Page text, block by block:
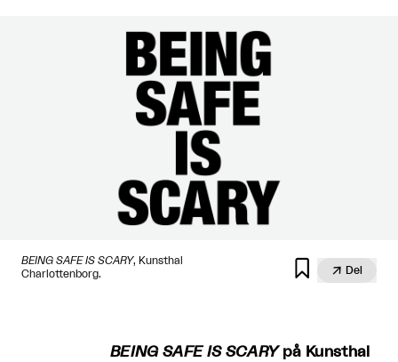
BEING SAFE IS SCARY, Kunsthal
Charlottenborg.
  Del
BEING SAFE IS SCARYpå Kunsthal